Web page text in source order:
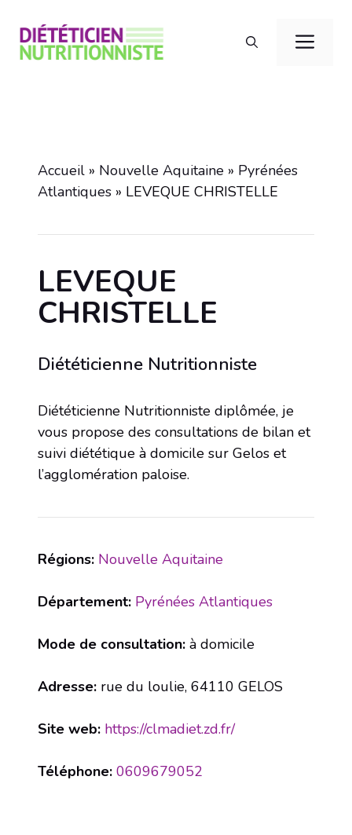
contenu
Accueil » Nouvelle Aquitaine » Pyrénées
Atlantiques » LEVEQUE CHRISTELLE
LEVEQUE
CHRISTELLE
Diététicienne Nutritionniste
Diététicienne Nutritionniste diplômée, je
vous propose des consultations de bilan et
suivi diététique à domicile sur Gelos et
l’agglomération paloise.
Régions: Nouvelle Aquitaine
Département: Pyrénées Atlantiques
Mode de consultation: à domicile
Adresse: rue du loulie, 64110 GELOS
Site web: https://clmadiet.zd.fr/
Téléphone: 0609679052